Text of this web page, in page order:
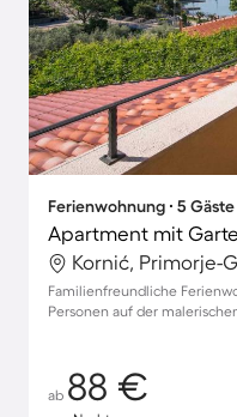
Ferienwohnung ∙ 5
Apartment mit
Kornić, Primorje-
Familienfreundliche
Personen auf der
ab 88 €